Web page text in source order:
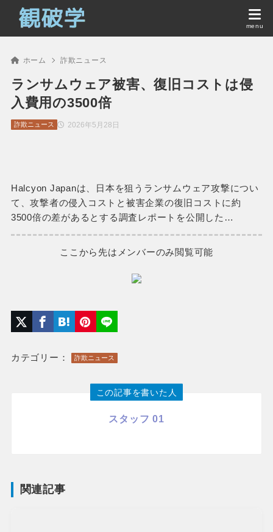
ホーム 詐欺ニュース
ランサムウェア被害、復旧コストは侵
入費用の3500倍
2026年5月28日
詐欺ニュース
Halcyon Japanは、日本を狙うランサムウェア攻撃につい
て、攻撃者の侵入コストと被害企業の復旧コストに約
3500倍の差があるとする調査レポートを公開した…
ここから先はメンバーのみ閲覧可能
カテゴリー： 詐欺ニュース
この記事を書いた人
スタッフ 01
関連記事